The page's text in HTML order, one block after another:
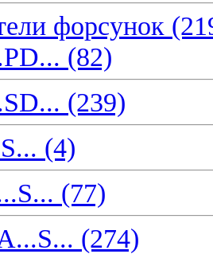
форсунок
(82)
(239)
(4)
(77)
(274)